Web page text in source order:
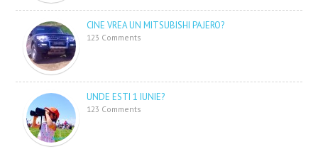
CINE VREA UN MITSUBISHI PAJERO?
123 Comments
UNDE ESTI 1 IUNIE?
123 Comments